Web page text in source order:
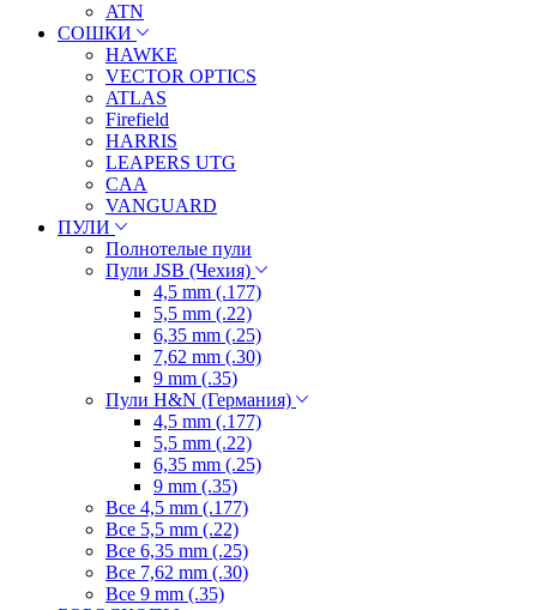
ATN
СОШКИ
HAWKE
VECTOR OPTICS
ATLAS
Firefield
HARRIS
LEAPERS UTG
CAA
VANGUARD
ПУЛИ
Полнотелые пули
Пули JSB (Чехия)
4,5 mm (.177)
5,5 mm (.22)
6,35 mm (.25)
7,62 mm (.30)
9 mm (.35)
Пули H&N (Германия)
4,5 mm (.177)
5,5 mm (.22)
6,35 mm (.25)
9 mm (.35)
Все 4,5 mm (.177)
Все 5,5 mm (.22)
Все 6,35 mm (.25)
Все 7,62 mm (.30)
Все 9 mm (.35)